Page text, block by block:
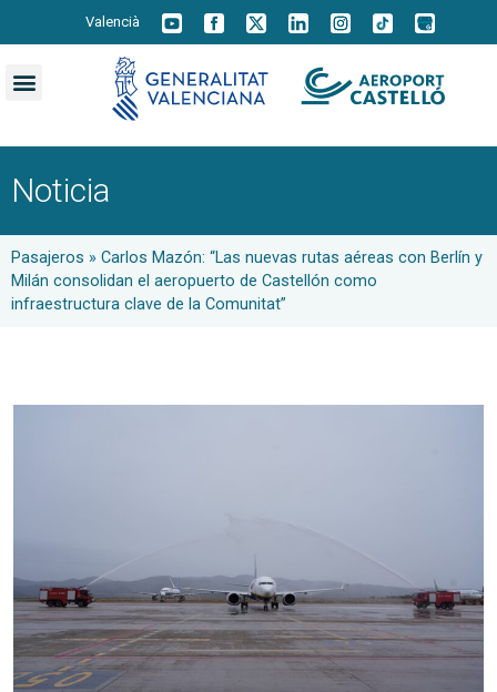
Valencià
Noticia
Pasajeros » Carlos Mazón: “Las nuevas rutas aéreas con Berlín y
Milán consolidan el aeropuerto de Castellón como
infraestructura clave de la Comunitat”